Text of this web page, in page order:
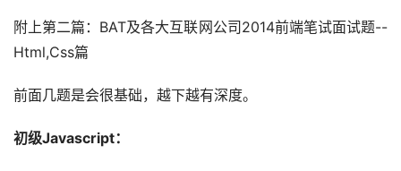
附上第二篇：BAT及各大互联网公司2014前端笔试面试题--
Html,Css篇
前面几题是会很基础，越下越有深度。
初级Javascript：